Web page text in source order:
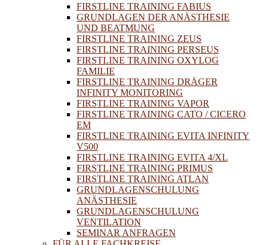
FIRSTLINE TRAINING FABIUS
GRUNDLAGEN DER ANÄSTHESIE
UND BEATMUNG
FIRSTLINE TRAINING ZEUS
FIRSTLINE TRAINING PERSEUS
FIRSTLINE TRAINING OXYLOG
FAMILIE
FIRSTLINE TRAINING DRÄGER
INFINITY MONITORING
FIRSTLINE TRAINING VAPOR
FIRSTLINE TRAINING CATO / CICERO
EM
FIRSTLINE TRAINING EVITA INFINITY
V500
FIRSTLINE TRAINING EVITA 4/XL
FIRSTLINE TRAINING PRIMUS
FIRSTLINE TRAINING ATLAN
GRUNDLAGENSCHULUNG
ANÄSTHESIE
GRUNDLAGENSCHULUNG
VENTILATION
SEMINAR ANFRAGEN